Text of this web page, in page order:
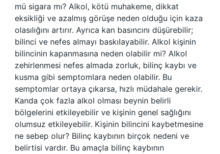
mü sigara mı? Alkol, kötü muhakeme, dikkat
eksikliği ve azalmış görüşe neden olduğu için kaza
olasılığını artırır. Ayrıca kan basıncını düşürebilir;
bilinci ve nefes almayı baskılayabilir. Alkol kişinin
bilincinin kapanmasına neden olabilir mi? Alkol
zehirlenmesi nefes almada zorluk, bilinç kaybı ve
kusma gibi semptomlara neden olabilir. Bu
semptomlar ortaya çıkarsa, hızlı müdahale gerekir.
Kanda çok fazla alkol olması beynin belirli
bölgelerini etkileyebilir ve kişinin genel sağlığını
olumsuz etkileyebilir. Kişinin bilincini kaybetmesine
ne sebep olur? Bilinç kaybının birçok nedeni ve
belirtisi vardır. Bu amaçla bilinç kaybının